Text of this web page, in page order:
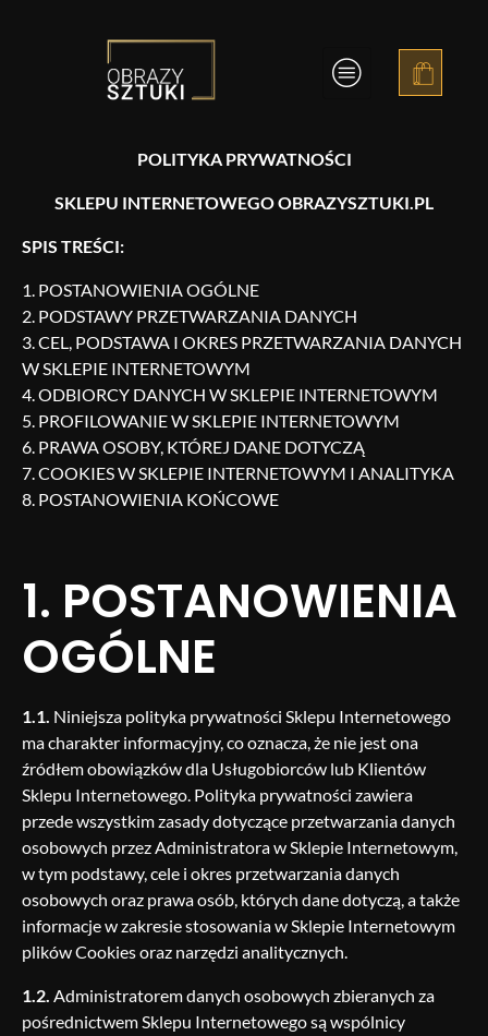
POLITYKA PRYWATNOŚCI
SKLEPU INTERNETOWEGOOBRAZYSZTUKI.PL
SPIS TREŚCI:
POSTANOWIENIA OGÓLNE
PODSTAWY PRZETWARZANIA DANYCH
CEL, PODSTAWA I OKRES PRZETWARZANIA DANYCH
W SKLEPIE INTERNETOWYM
ODBIORCY DANYCH W SKLEPIE INTERNETOWYM
PROFILOWANIE W SKLEPIE INTERNETOWYM
PRAWA OSOBY, KTÓREJ DANE DOTYCZĄ
COOKIES W SKLEPIE INTERNETOWYM I ANALITYKA
POSTANOWIENIA KOŃCOWE
1. POSTANOWIENIA
OGÓLNE
1.1. Niniejsza polityka prywatności Sklepu Internetowego
ma charakter informacyjny, co oznacza, że nie jest ona
źródłem obowiązków dla Usługobiorców lub Klientów
Sklepu Internetowego. Polityka prywatności zawiera
przede wszystkim zasady dotyczące przetwarzania danych
osobowych przez Administratora w Sklepie Internetowym,
w tym podstawy, cele i okres przetwarzania danych
osobowych oraz prawa osób, których dane dotyczą, a także
informacje w zakresie stosowania w Sklepie Internetowym
plików Cookies oraz narzędzi analitycznych.
1.2. Administratorem danych osobowych zbieranych za
pośrednictwem Sklepu Internetowego są wspólnicy